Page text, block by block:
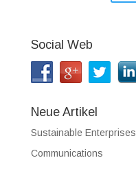
Social Web
Neue Artikel
Sustainable Enterprises
Communications